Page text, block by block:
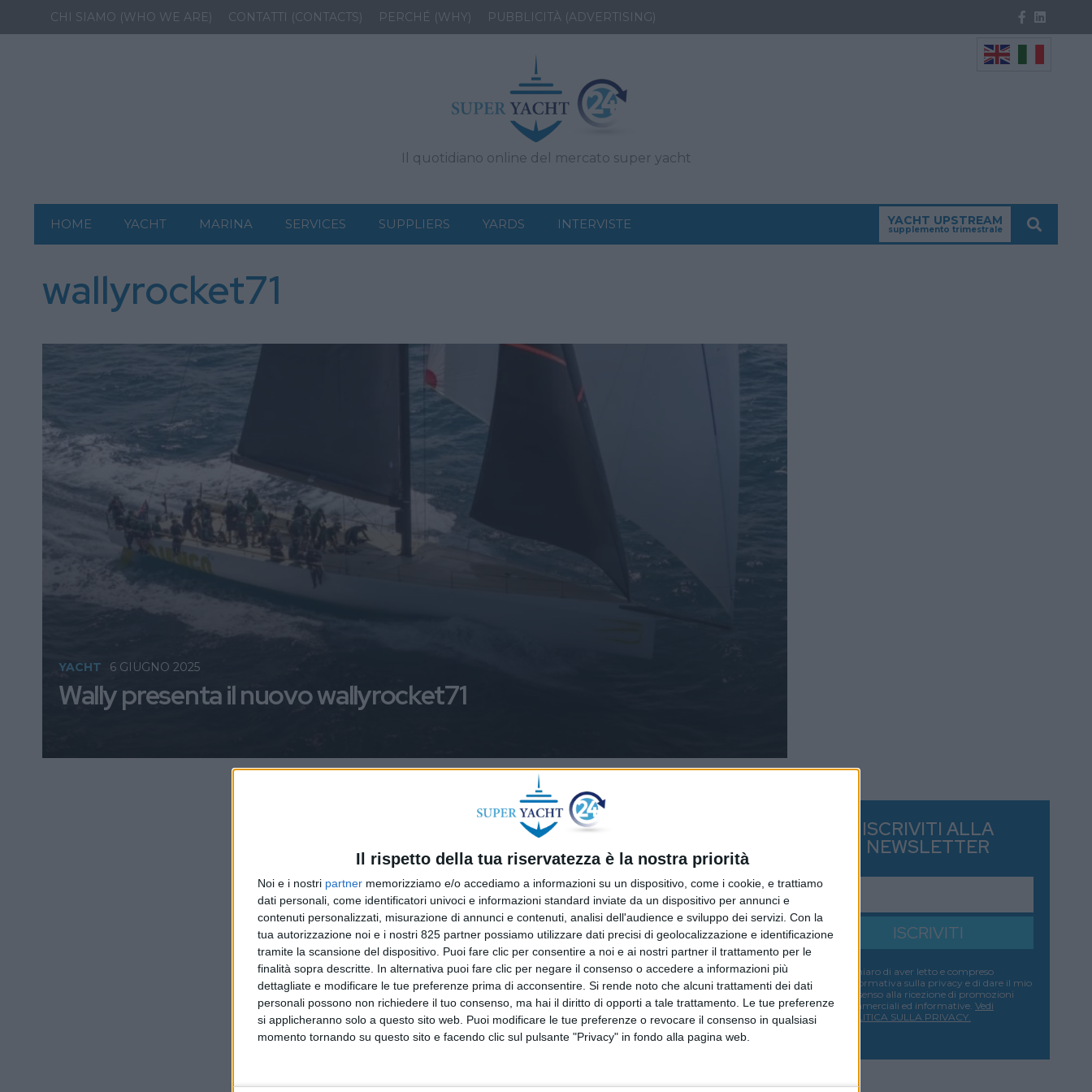
Il rispetto della tua riservatezza è la nostra priorità
Noi e i nostri partner memorizziamo e/o accediamo a informazioni su un dispositivo, come i cookie, e trattiamo
dati personali, come identificatori univoci e informazioni standard inviate da un dispositivo per annunci e
contenuti personalizzati, misurazione di annunci e contenuti, analisi dell'audience e sviluppo dei servizi. Con la
tua autorizzazione noi e i nostri 825 partner possiamo utilizzare dati precisi di geolocalizzazione e identificazione
tramite la scansione del dispositivo. Puoi fare clic per consentire a noi e ai nostri partner il trattamento per le
finalità sopra descritte. In alternativa puoi fare clic per negare il consenso o accedere a informazioni più
dettagliate e modificare le tue preferenze prima di acconsentire. Si rende noto che alcuni trattamenti dei dati
personali possono non richiedere il tuo consenso, ma hai il diritto di opporti a tale trattamento. Le tue preferenze
si applicheranno solo a questo sito web. Puoi modificare le tue preferenze o revocare il consenso in qualsiasi
momento tornando su questo sito e facendo clic sul pulsante "Privacy" in fondo alla pagina web.
CHI SIAMO (WHO WE ARE) CONTATTI (CONTACTS) PERCHÉ (WHY) PUBBLICITÀ (ADVERTISING)
Il quotidiano online del mercato super yacht
HOME YACHT MARINA SERVICES SUPPLIERS YARDS INTERVISTE YACHT UPSTREAM
supplemento trimestrale
wallyrocket71
Wally presenta il nuovo wallyrocket71
YACHT 6 GIUGNO 2025
ISCRIVITI ALLA
NEWSLETTER
ISCRIVITI
Dichiaro di aver letto e compreso
l'informativa sulla privacy e di dare il mio
consenso alla ricezione di promozioni
commerciali ed informative. Vedi
POLITICA SULLA PRIVACY.